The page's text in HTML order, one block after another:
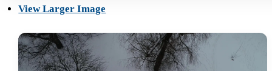
View Larger Image